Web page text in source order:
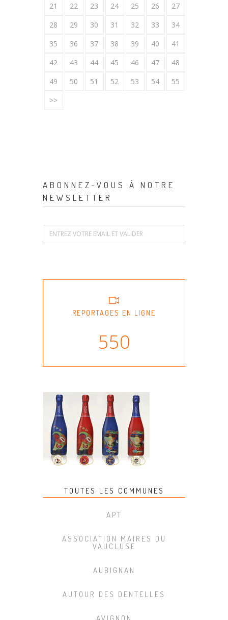
21
22 23 24 25 26
27
28
29 30 31 32 33
34
35
36 37 38 39 40
41
42
43 44 45 46 47
48
49
50 51 52 53 54
55
>>
ABONNEZ-VOUS À NOTRE
NEWSLETTER
REPORTAGES EN LIGNE
550
TOUTES LES COMMUNES
APT
ASSOCIATION MAIRES DU
VAUCLUSE
AUBIGNAN
AUTOUR DES DENTELLES